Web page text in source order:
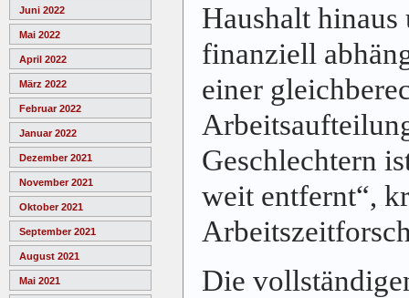
Juni 2022
Mai 2022
April 2022
März 2022
Februar 2022
Januar 2022
Dezember 2021
November 2021
Oktober 2021
September 2021
August 2021
Mai 2021
Haushalt
finanziell
einer
Geschlechtern
weit entfernt“,
Die